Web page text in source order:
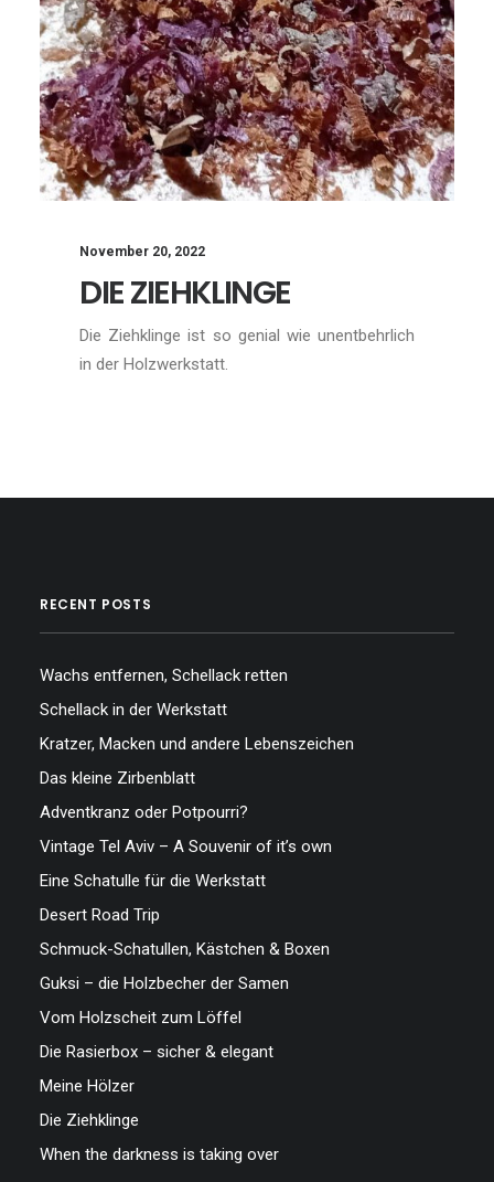
November 20, 2022
DIE ZIEHKLINGE
Die Ziehklinge ist so genial wie unentbehrlich
in der Holzwerkstatt.
RECENT POSTS
Wachs entfernen, Schellack retten
Schellack in der Werkstatt
Kratzer, Macken und andere Lebenszeichen
Das kleine Zirbenblatt
Adventkranz oder Potpourri?
Vintage Tel Aviv – A Souvenir of it’s own
Eine Schatulle für die Werkstatt
Desert Road Trip
Schmuck-Schatullen, Kästchen & Boxen
Guksi – die Holzbecher der Samen
Vom Holzscheit zum Löffel
Die Rasierbox – sicher & elegant
Meine Hölzer
Die Ziehklinge
When the darkness is taking over